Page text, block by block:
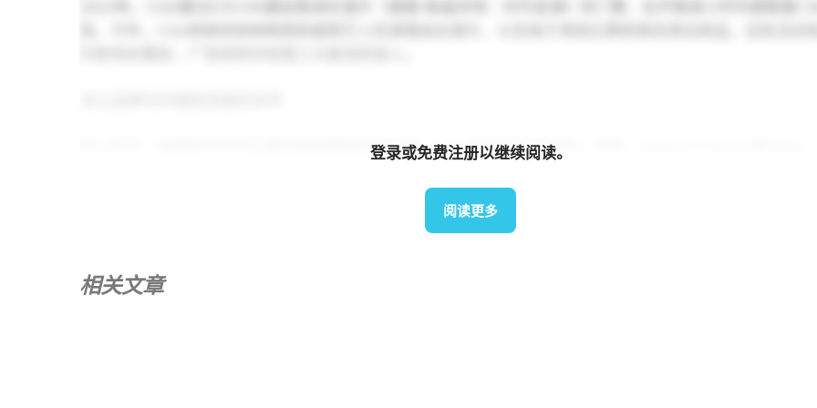
如上所述，越南影院市场主要由两家韩国品牌占据：CGV 影院和乐天影院。然而，Galaxy Cinema 和 Beta
– 2024年8月初，永旺娱乐（日本）和Beta Media宣布成立合资企业，计划到2035年投资5万亿越南盾建设
术产品提升观影体验。顾客进入影院后，即可在三星的LED和LCD屏幕上看到热门影片和新片的资讯。此外，
登录或免费注册以继续阅读。
阅读更多
相关文章